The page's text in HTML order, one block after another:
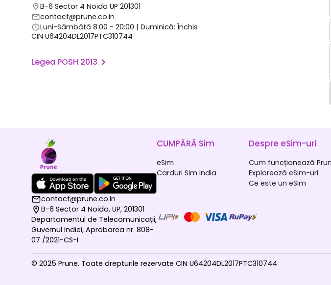
B-6 Sector 4 Noida UP 201301
contact@prune.co.in
Luni-Sâmbătă 8:00 - 20:00 | Duminică: Închis
CIN U64204DL2017PTC310744
Legea POSH 2013
contact@prune.co.in
B-6 Sector 4 Noida, UP, 201301
Departamentul de Telecomunicații,
Guvernul Indiei, Aprobarea nr. 808-
07 /2021-CS-I
CUMPĂRĂ Sim
eSim
Carduri Sim India
Despre eSim-uri
Cum funcționează
Explorează eSim-uri
Ce este un eSim
© 2025 Prune. Toate drepturile rezervate CIN U64204DL2017PTC310744